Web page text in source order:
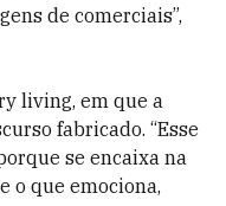
de comerciais”,
living, em que a
fabricado. “Esse
se encaixa na
o que emociona,